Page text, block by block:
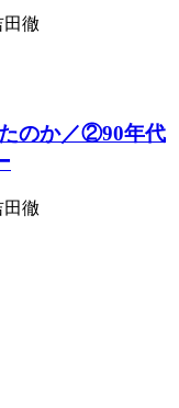
田徹
のか／②90年代
田徹